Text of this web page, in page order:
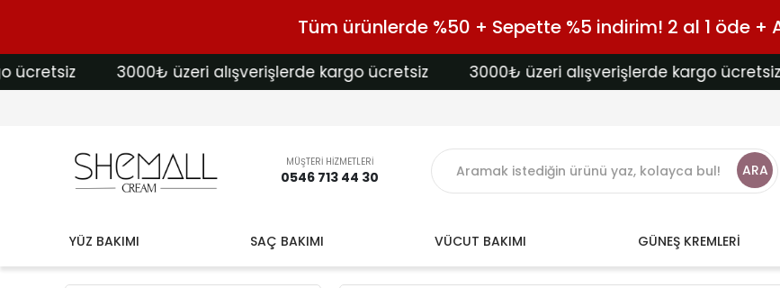
Tüm ürünlerde %50 + Sepette %5 indirim! 2 al 1 öde +
3000₺ üzeri alışverişlerde kargo ücretsiz 3000₺ üzeri alışverişlerde kargo ücretsiz
MÜŞTERİ HİZMETLERİ
0546 713 44 30 ARA
YÜZ BAKIMI SAÇ BAKIMI VÜCUT BAKIMI GÜNEŞ KREMLERİ